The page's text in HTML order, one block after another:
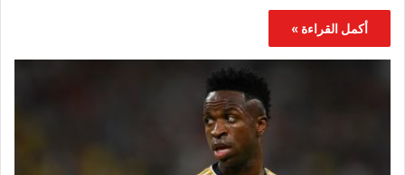
أكمل القراءة »